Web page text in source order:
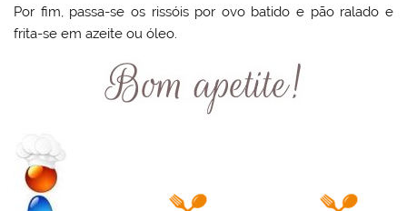
Por fim, passa-se os rissóis por ovo batido e pão ralado e
frita-se em azeite ou óleo.